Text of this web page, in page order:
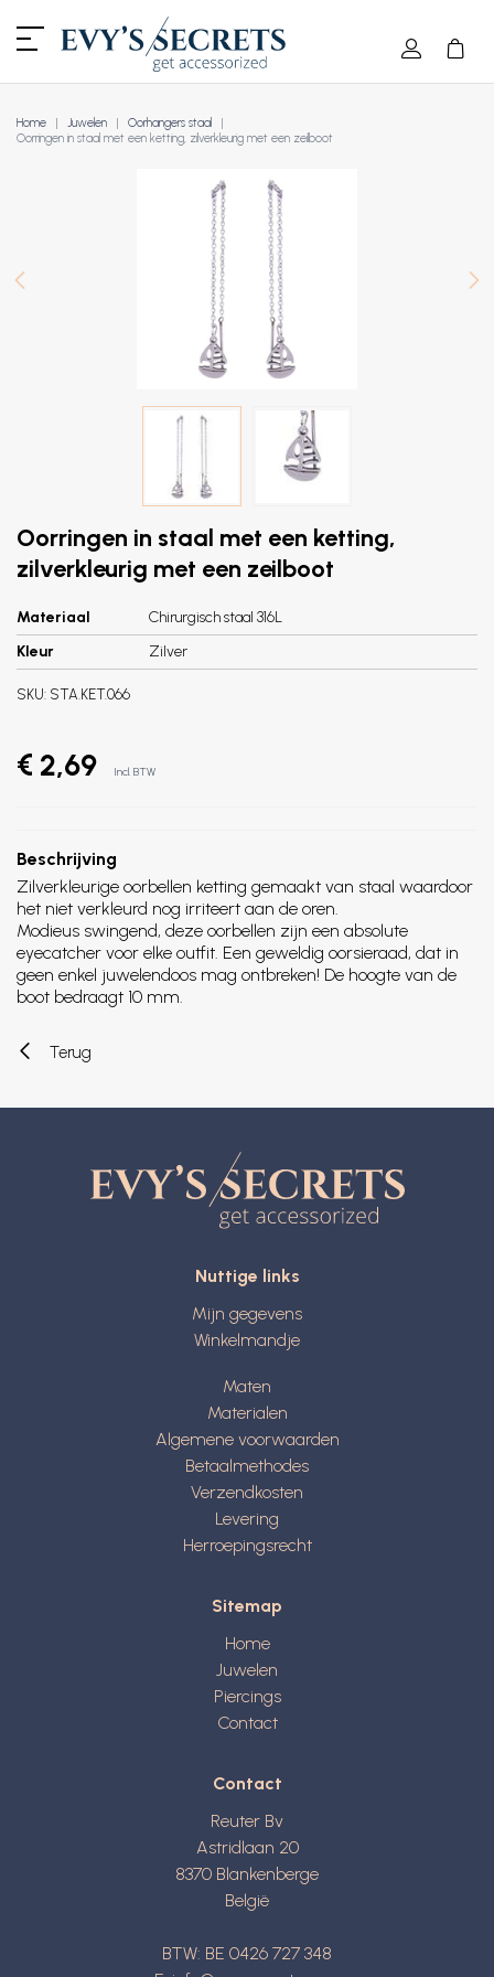
Home Juwelen
Oorhangers staal
Oorringen in staal met een ketting, zilverkleurig met een zeilboot
Oorringen in staal met een ketting,
zilverkleurig met een zeilboot
Materiaal
Chirurgisch staal 316L
Kleur
Zilver
SKU: STA.KET.066
€ 2,69 Incl. BTW
Beschrijving
Zilverkleurige oorbellen ketting gemaakt van staal waardoor
het niet verkleurd nog irriteert aan de oren.
Modieus swingend, deze oorbellen zijn een absolute
eyecatcher voor elke outfit. Een geweldig oorsieraad, dat in
geen enkel juwelendoos mag ontbreken! De hoogte van de
boot bedraagt 10 mm.
Terug
Nuttige links
Mijn gegevens
Winkelmandje
Maten
Materialen
Algemene voorwaarden
Betaalmethodes
Verzendkosten
Levering
Herroepingsrecht
Sitemap
Home
Juwelen
Piercings
Contact
Contact
Reuter Bv
Astridlaan 20
8370 Blankenberge
België
BTW: BE 0426 727 348